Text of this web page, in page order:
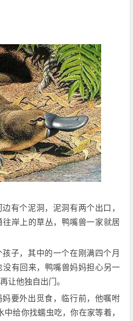
有个泥洞，泥洞有两个出口，
岸上的草丛，鸭嘴兽一家就居
子，其中的一个在刚满四个月
没有回来，鸭嘴兽妈妈担心另一
让他独自出门。
要外出觅食，临行前，他嘱咐
中给你找蠕虫吃，你在家等着，